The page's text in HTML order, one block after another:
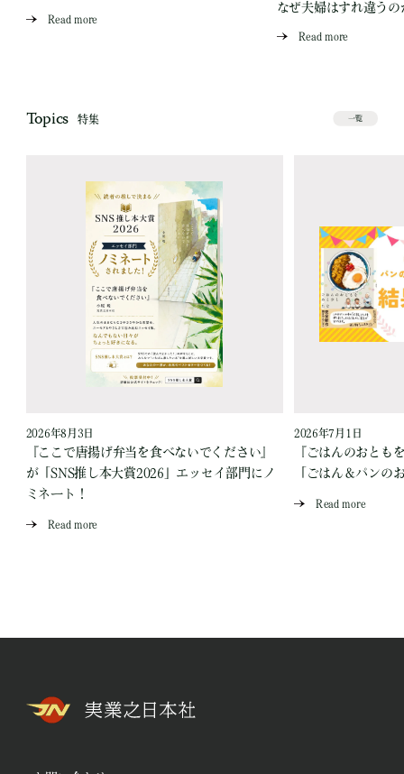
Read more
なぜ夫婦はすれ違うの
Read more
Topics 特集 一覧
2026年8月3日
『ここで唐揚げ弁当を食べないでください』
が「SNS推し本大賞2026」エッセイ部門にノ
ミネート！
Read more
2026年7月1日
『ごはんのおとも
「ごはん＆パンの
Read more